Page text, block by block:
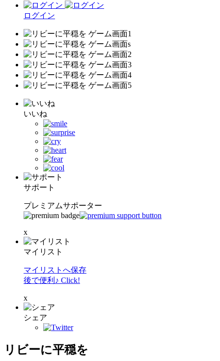
ログイン
いいね
サポート
プレミアムサポーター
x
マイリスト
マイリストへ保存
後で便利♪ Click!
x
シェア
リビーに平穏を